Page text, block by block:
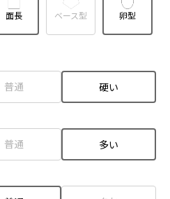
面長 ベース型 卵型
普通 硬い
普通 多い